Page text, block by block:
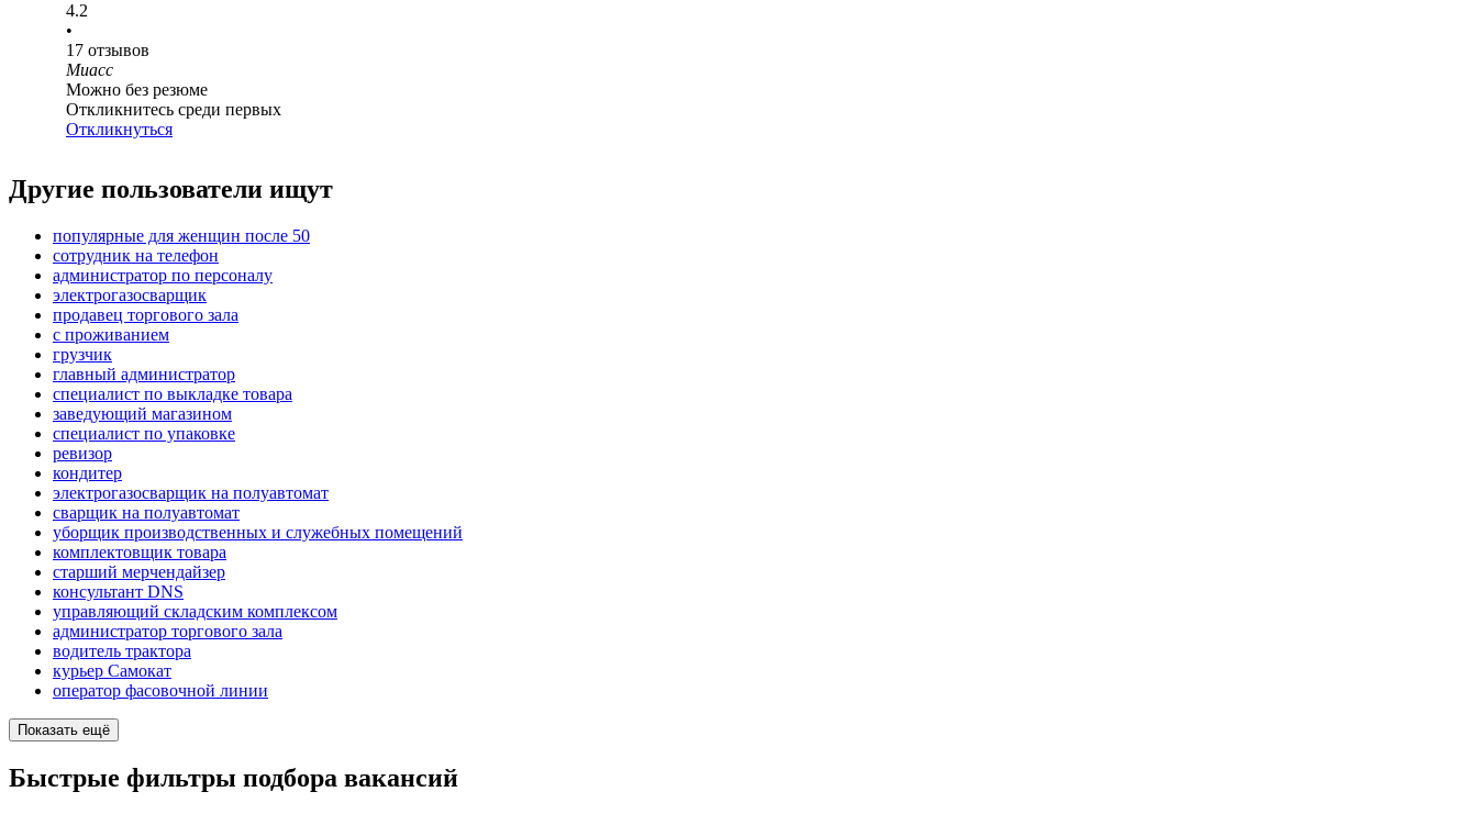
4.2
•
17 отзывов
Миасс
Можно без резюме
Откликнитесь среди первых
Откликнуться
Другие пользователи ищут
популярные для женщин после 50
сотрудник на телефон
администратор по персоналу
электрогазосварщик
продавец торгового зала
с проживанием
грузчик
главный администратор
специалист по выкладке товара
заведующий магазином
специалист по упаковке
ревизор
кондитер
электрогазосварщик на полуавтомат
сварщик на полуавтомат
уборщик производственных и служебных помещений
комплектовщик товара
старший мерчендайзер
консультант DNS
управляющий складским комплексом
администратор торгового зала
водитель трактора
курьер Самокат
оператор фасовочной линии
Показать ещё
Быстрые фильтры подбора вакансий